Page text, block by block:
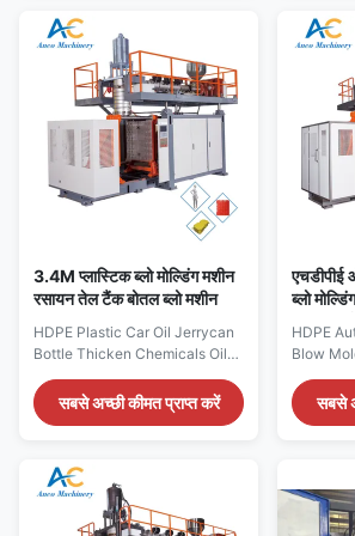
Engine Bearing Technical
Specifications Specification
Value Voltage 380V Clamping
Force (kN) 180 Output (kg/h)
40 ...
Value
Force
40
HDPE, ...
3.4M प्लास्टिक ब्लो मोल्डिंग मशीन
रसायन तेल टैंक बोतल ब्लो मशीन
HDPE Plastic Car Oil Jerrycan
Bottle Thicken Chemicals Oil
Machine High-performance
extrusion blow molding
HDPE plastic containers
including car oil jerrycans,
chemical tanks, and industrial
सबसे अच्छी कीमत प्राप्त करें
ब्लो
HDPE
Blow
Machine
Chair,
सबसे